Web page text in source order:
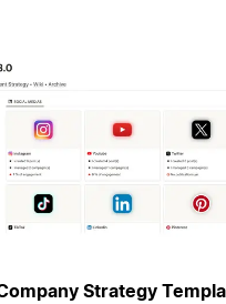
Strategy